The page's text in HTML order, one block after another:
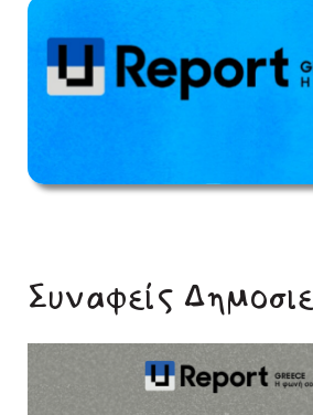
Συναφείς